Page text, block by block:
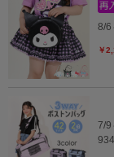
8/6
￥
7/9